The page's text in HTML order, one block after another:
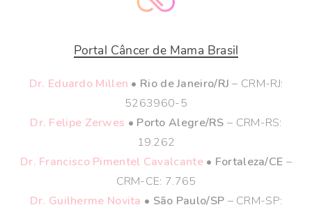
Portal Câncer de Mama Brasil
Dr. Eduardo Millen • Rio de Janeiro/RJ – CRM-RJ:
5263960-5
Dr. Felipe Zerwes • Porto Alegre/RS – CRM-RS:
19.262
Dr. Francisco Pimentel Cavalcante• Fortaleza/CE –
CRM-CE: 7.765
Dr. Guilherme Novita • São Paulo/SP – CRM-SP: